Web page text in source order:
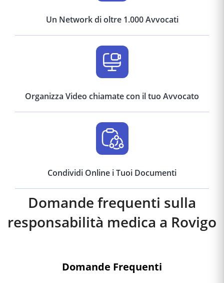
Un Network di oltre 1.000 Avvocati
Organizza Video chiamate con il tuo Avvocato
Condividi Online i Tuoi Documenti
Domande frequenti sulla
responsabilità medica a Rovigo
Domande Frequenti